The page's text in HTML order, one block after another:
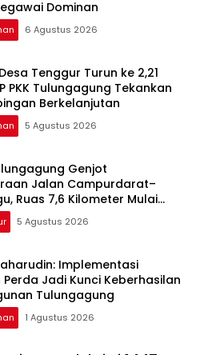
Dominan
6 Agustus 2026
Tenggur Turun ke 2,21
PKK Tulungagung Tekankan
Berkelanjutan
5 Agustus 2026
Genjot
Jalan Campurdarat–
Ruas 7,6 Kilometer Mulai
5 Agustus 2026
Implementasi
Perda Jadi Kunci Keberhasilan
Tulungagung
1 Agustus 2026